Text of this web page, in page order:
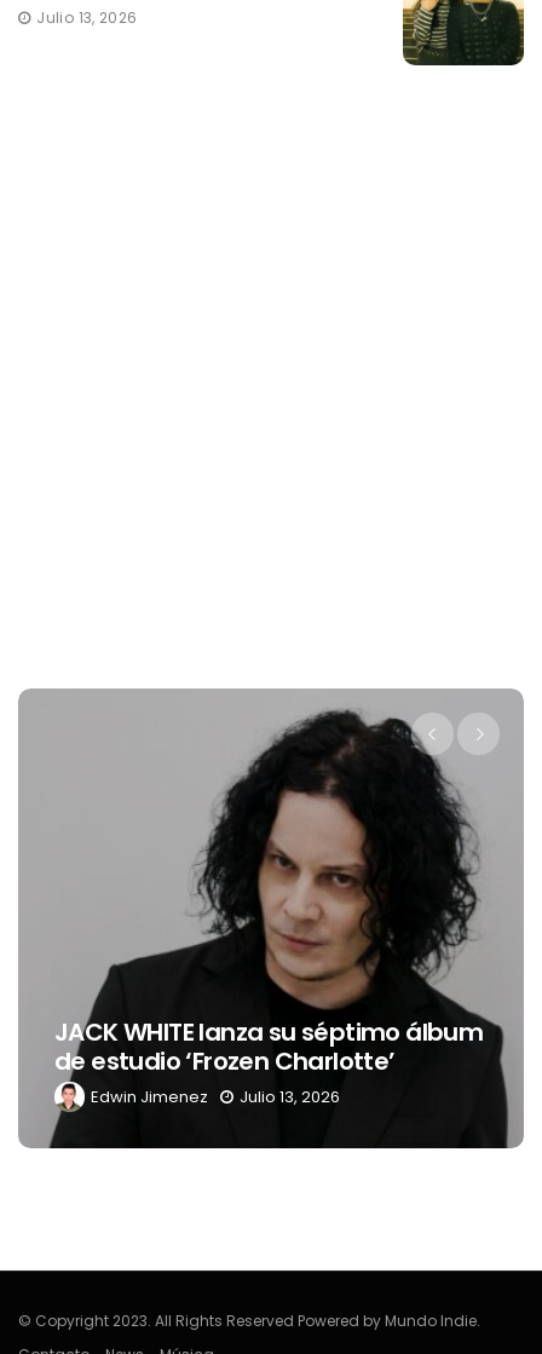
Julio 13, 2026
JACK WHITE lanza su séptimo álbum
de estudio ‘Frozen Charlotte’
Edwin Jimenez Julio 13, 2026
© Copyright 2023. All Rights Reserved Powered by Mundo Indie.